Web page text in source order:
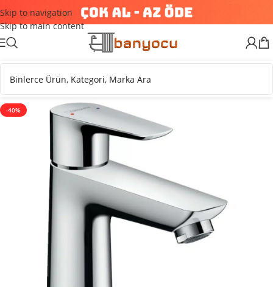
Skip to navigation
Skip to main content
-40%